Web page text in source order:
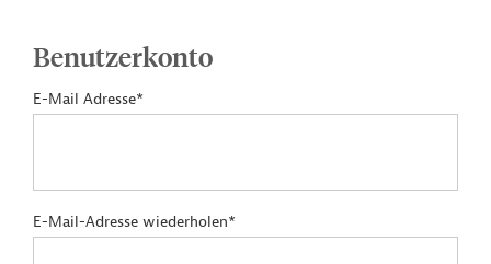
Benutzerkonto
E-Mail Adresse*
E-Mail-Adresse wiederholen*